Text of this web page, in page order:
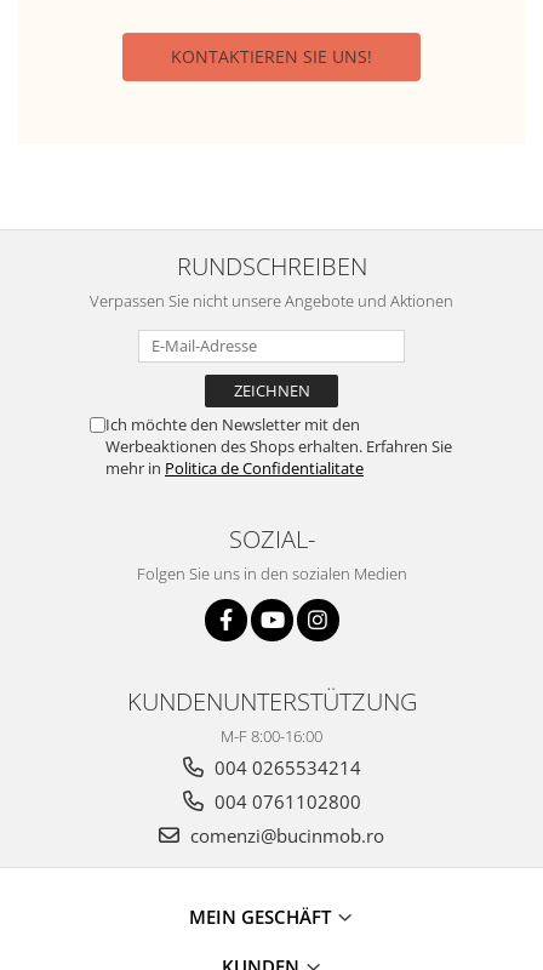
KONTAKTIEREN SIE UNS!
RUNDSCHREIBEN
Verpassen Sie nicht unsere Angebote und Aktionen
Ich möchte den Newsletter mit den
Werbeaktionen des Shops erhalten. Erfahren Sie
mehr in Politica de Confidentialitate
SOZIAL-
Folgen Sie uns in den sozialen Medien
KUNDENUNTERSTÜTZUNG
M-F 8:00-16:00
004 0265534214
004 0761102800
comenzi@bucinmob.ro
MEIN GESCHÄFT